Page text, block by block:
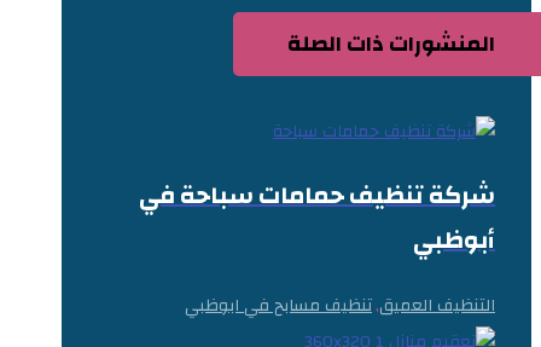
المنشورات ذات الصلة
شركة تنظيف حمامات سباحة في
أبوظبي
التنظيف العميق,تنظيف مسابح في ابوظبي